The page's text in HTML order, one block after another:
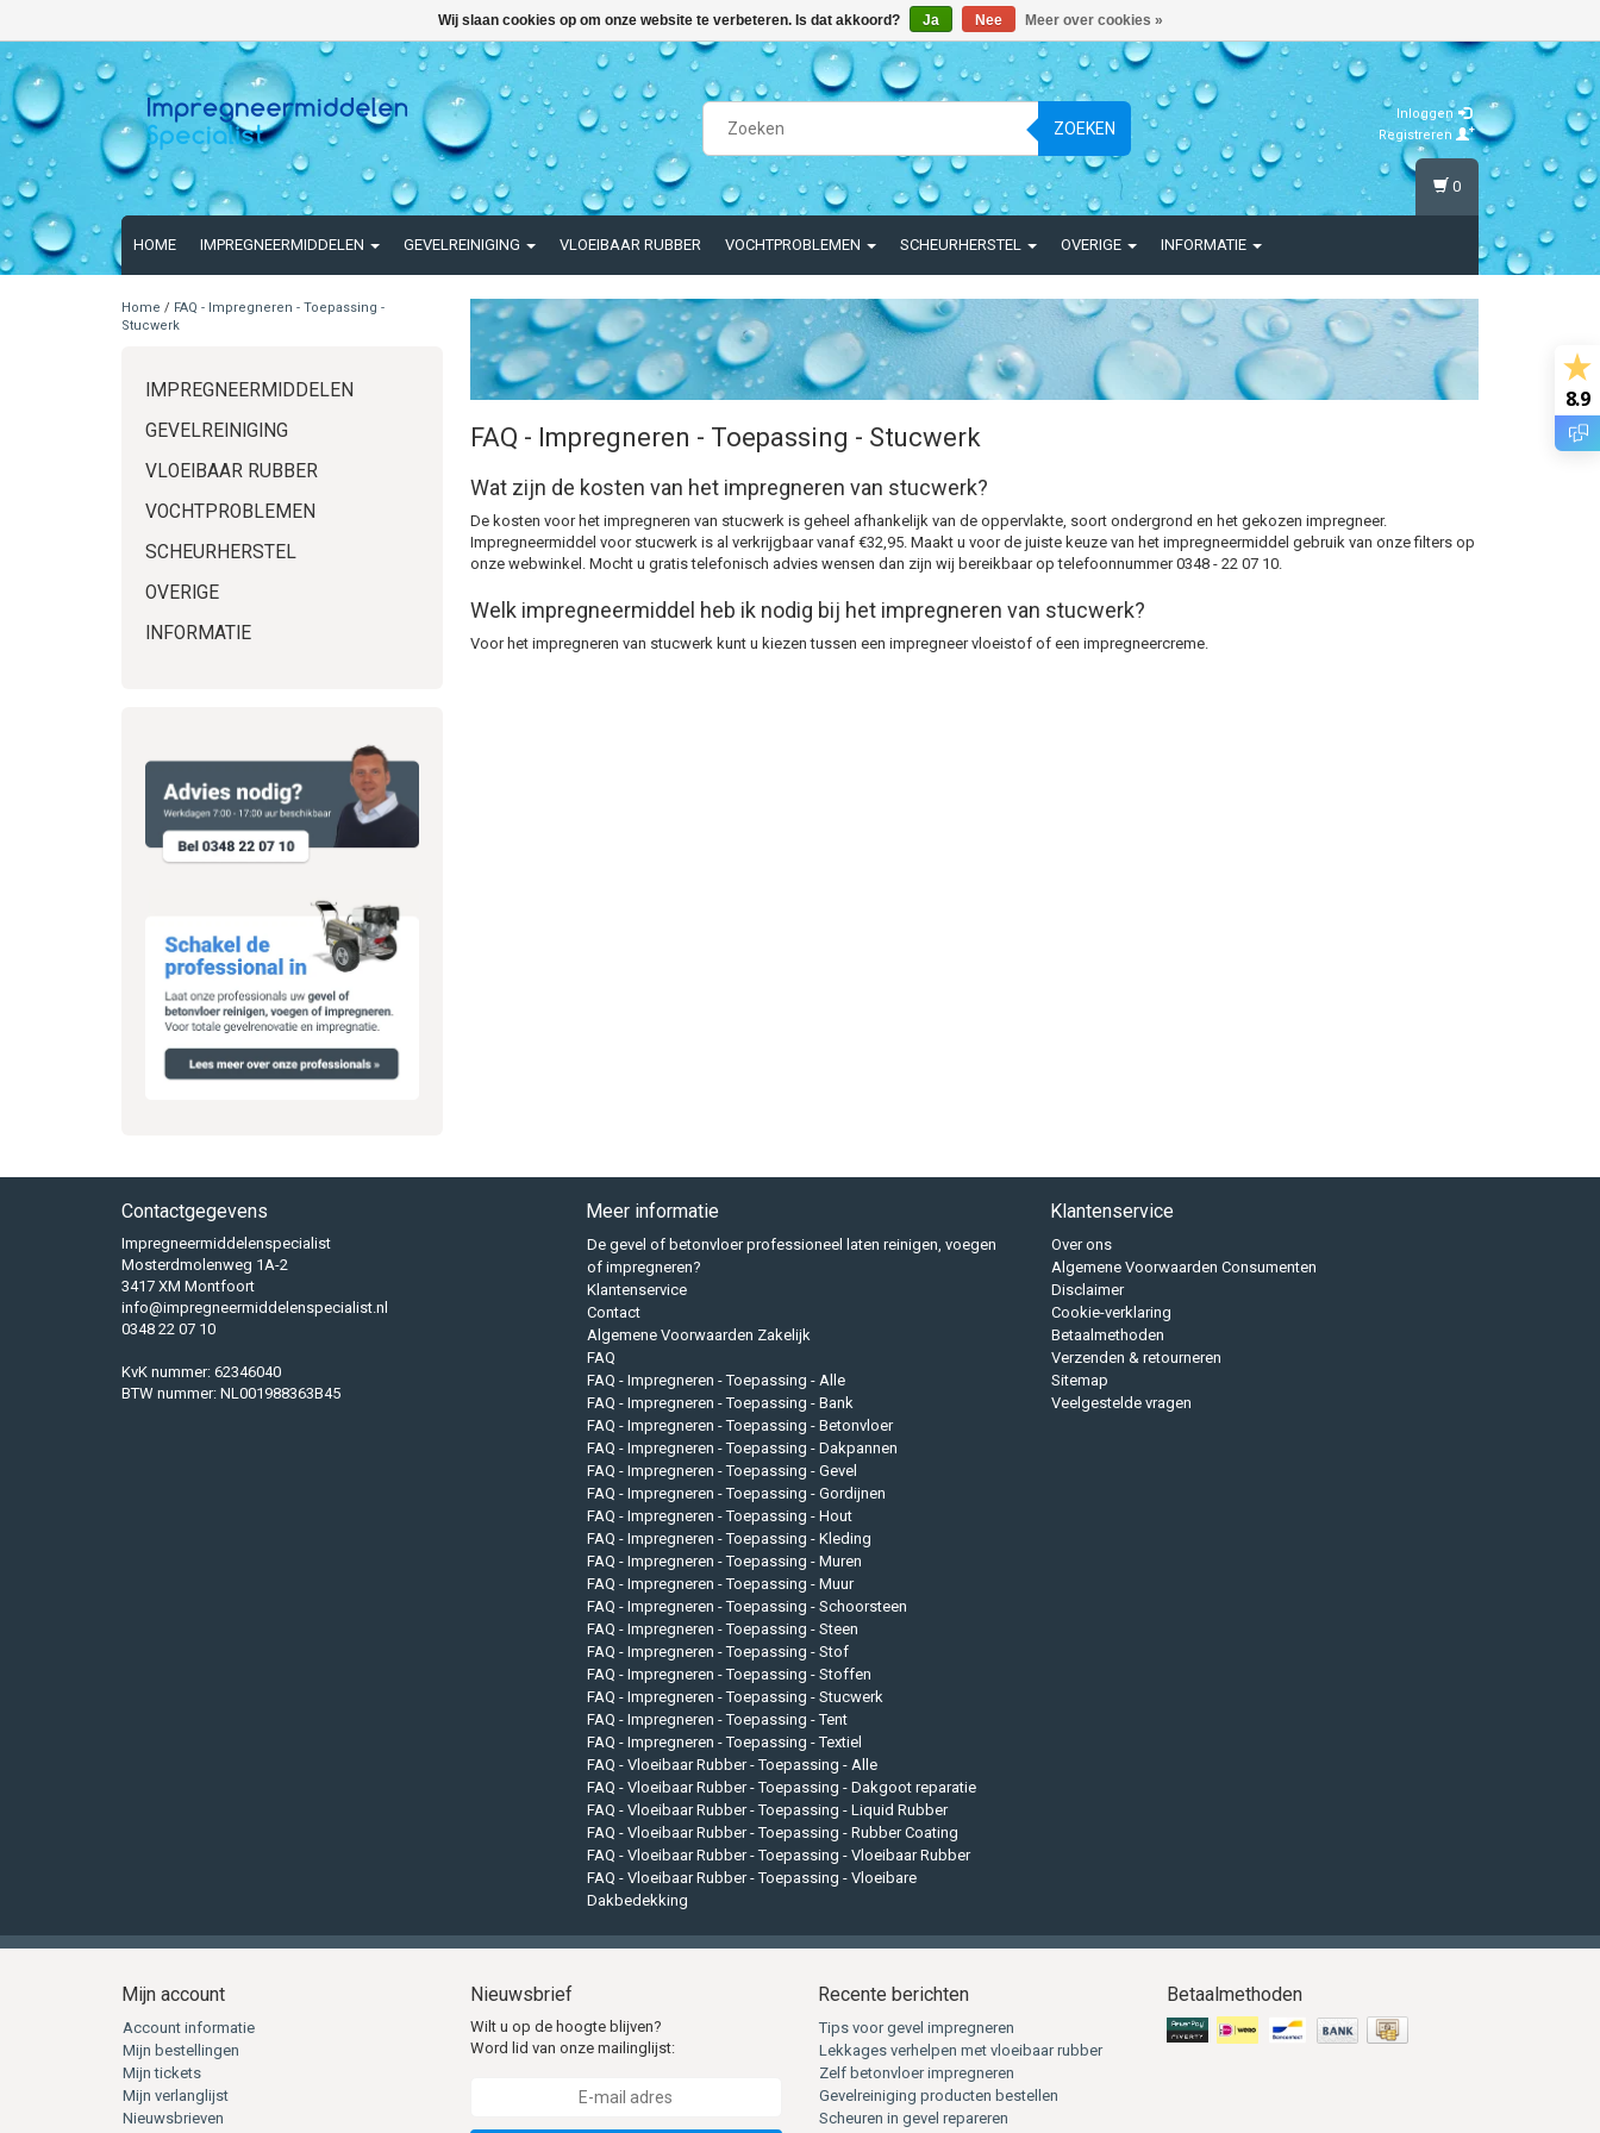
ZOEKEN
Inloggen
Registreren
HOME IMPREGNEERMIDDELEN GEVELREINIGING VLOEIBAAR RUBBER VOCHTPROBLEMEN SCHEURHERSTEL OVERIGE INFORMATIE
0
Home / FAQ - Impregneren - Toepassing -
Stucwerk
IMPREGNEERMIDDELEN
GEVELREINIGING
VLOEIBAAR RUBBER
VOCHTPROBLEMEN
SCHEURHERSTEL
OVERIGE
INFORMATIE
FAQ - Impregneren - Toepassing - Stucwerk
Wat zijn de kosten van het impregneren van stucwerk?
De kosten voor het impregneren van stucwerk is geheel afhankelijk van de oppervlakte, soort ondergrond en het gekozen impregneer.
Impregneermiddel voor stucwerk is al verkrijgbaar vanaf €32,95. Maakt u voor de juiste keuze van het impregneermiddel gebruik van onze filters op
onze webwinkel. Mocht u gratis telefonisch advies wensen dan zijn wij bereikbaar op telefoonnummer 0348 - 22 07 10.
Welk impregneermiddel heb ik nodig bij het impregneren van stucwerk?
Voor het impregneren van stucwerk kunt u kiezen tussen een impregneer vloeistof of een impregneercreme.
Contactgegevens
Impregneermiddelenspecialist
Mosterdmolenweg 1A-2
3417 XM Montfoort
info@impregneermiddelenspecialist.nl
0348 22 07 10
KvK nummer: 62346040
BTW nummer: NL001988363B45
Meer informatie
De gevel of betonvloer professioneel laten reinigen, voegen
of impregneren?
Klantenservice
Contact
Algemene Voorwaarden Zakelijk
FAQ
FAQ - Impregneren - Toepassing - Alle
FAQ - Impregneren - Toepassing - Bank
FAQ - Impregneren - Toepassing - Betonvloer
FAQ - Impregneren - Toepassing - Dakpannen
FAQ - Impregneren - Toepassing - Gevel
FAQ - Impregneren - Toepassing - Gordijnen
FAQ - Impregneren - Toepassing - Hout
FAQ - Impregneren - Toepassing - Kleding
FAQ - Impregneren - Toepassing - Muren
FAQ - Impregneren - Toepassing - Muur
FAQ - Impregneren - Toepassing - Schoorsteen
FAQ - Impregneren - Toepassing - Steen
FAQ - Impregneren - Toepassing - Stof
FAQ - Impregneren - Toepassing - Stoffen
FAQ - Impregneren - Toepassing - Stucwerk
FAQ - Impregneren - Toepassing - Tent
FAQ - Impregneren - Toepassing - Textiel
FAQ - Vloeibaar Rubber - Toepassing - Alle
FAQ - Vloeibaar Rubber - Toepassing - Dakgoot reparatie
FAQ - Vloeibaar Rubber - Toepassing - Liquid Rubber
FAQ - Vloeibaar Rubber - Toepassing - Rubber Coating
FAQ - Vloeibaar Rubber - Toepassing - Vloeibaar Rubber
FAQ - Vloeibaar Rubber - Toepassing - Vloeibare
Dakbedekking
Klantenservice
Over ons
Algemene Voorwaarden Consumenten
Disclaimer
Cookie-verklaring
Betaalmethoden
Verzenden & retourneren
Sitemap
Veelgestelde vragen
Mijn account
Account informatie
Mijn bestellingen
Mijn tickets
Mijn verlanglijst
Nieuwsbrieven
Nieuwsbrief
Wilt u op de hoogte blijven?
Word lid van onze mailinglijst:
Recente berichten
Tips voor gevel impregneren
Lekkages verhelpen met vloeibaar rubber
Zelf betonvloer impregneren
Gevelreiniging producten bestellen
Scheuren in gevel repareren
Betaalmethoden
8.9
Wij slaan cookies op om onze website te verbeteren. Is dat akkoord? Ja Nee Meer over cookies »